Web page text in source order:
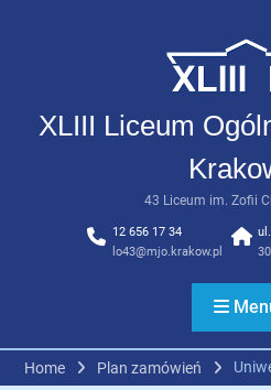
XLIII Liceum
43 Liceum im. Zofii
12 656 17 34
lo43@mjo.krakow.pl
Home Plan zamówień